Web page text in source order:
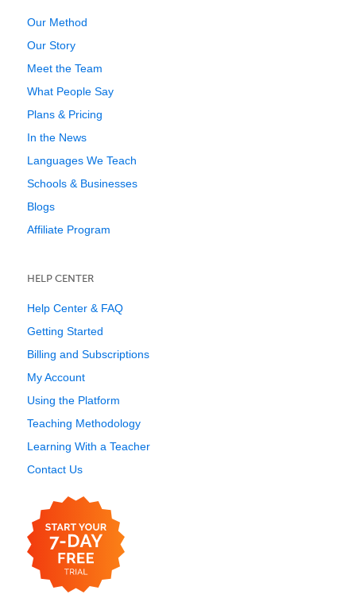
Our Method
Our Story
Meet the Team
What People Say
Plans & Pricing
In the News
Languages We Teach
Schools & Businesses
Blogs
Affiliate Program
HELP CENTER
Help Center & FAQ
Getting Started
Billing and Subscriptions
My Account
Using the Platform
Teaching Methodology
Learning With a Teacher
Contact Us